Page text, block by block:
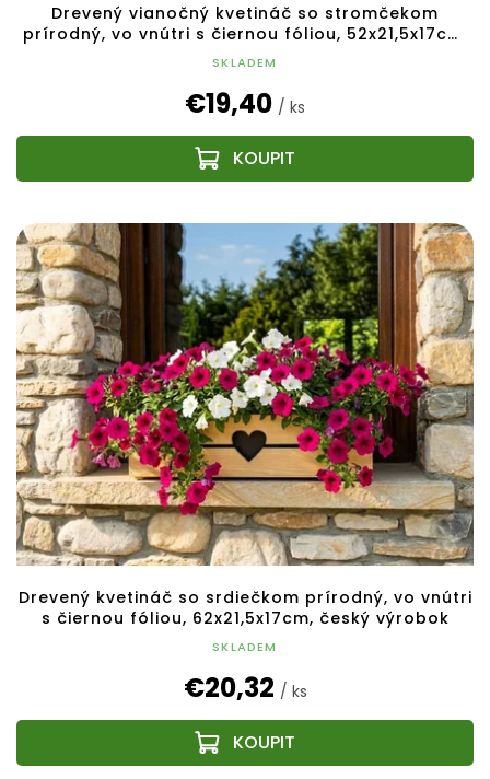
Drevený vianočný kvetináč so stromčekom
prírodný, vo vnútri s čiernou fóliou, 52x21,5x17cm,
český výrobok
SKLADEM
€19,40 / ks
Drevený kvetináč so srdiečkom prírodný, vo vnútri
s čiernou fóliou, 62x21,5x17cm, český výrobok
SKLADEM
€20,32 / ks